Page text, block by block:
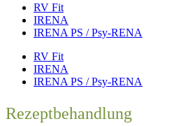
RV Fit
IRENA
IRENA PS / Psy-RENA
RV Fit
IRENA
IRENA PS / Psy-RENA
Rezeptbehandlung